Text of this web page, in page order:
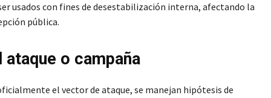
usados con fines de desestabilización interna, afectando la
pública.
o campaña
el vector de ataque, se manejan hipótesis de